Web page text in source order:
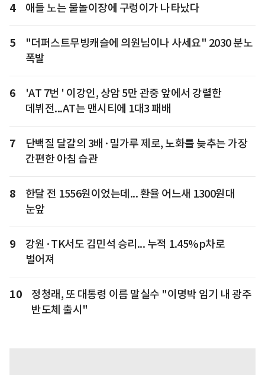
4 애들 노는 물놀이장에 구렁이가 나타났다
5
"더퍼스트무빙캐슬에 의원님이나 사세요" 2030 분노
폭발
6
'AT 7번 ' 이강인, 상암 5만 관중 앞에서 강렬한
데뷔전...AT는 맨시티에 1대3 패배
7
단백질 달걀의 3배·밀가루 제로, 노화를 늦추는 가장
간편한 아침 습관
8
한달 전 1556원이었는데... 환율 어느새 1300원대
눈앞
9
강원·TK서도 김민석 승리... 누적 1.45%p차로
벌어져
10
정청래, 또 대통령 이름 말실수 "이명박 임기 내 광주
반도체 출시"